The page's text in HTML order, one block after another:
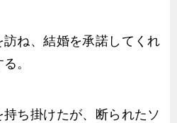
ね、結婚を承諾してくれ
。
ち掛けたが、断られたソ